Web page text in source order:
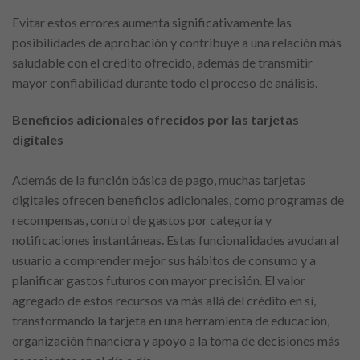
Evitar estos errores aumenta significativamente las
posibilidades de aprobación y contribuye a una relación más
saludable con el crédito ofrecido, además de transmitir
mayor confiabilidad durante todo el proceso de análisis.
Beneficios adicionales ofrecidos por las tarjetas
digitales
Además de la función básica de pago, muchas tarjetas
digitales ofrecen beneficios adicionales, como programas de
recompensas, control de gastos por categoría y
notificaciones instantáneas. Estas funcionalidades ayudan al
usuario a comprender mejor sus hábitos de consumo y a
planificar gastos futuros con mayor precisión. El valor
agregado de estos recursos va más allá del crédito en sí,
transformando la tarjeta en una herramienta de educación,
organización financiera y apoyo a la toma de decisiones más